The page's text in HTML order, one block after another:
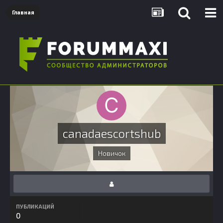
Главная
canadaescortshub
Новичок
ПУБЛИКАЦИЙ
0